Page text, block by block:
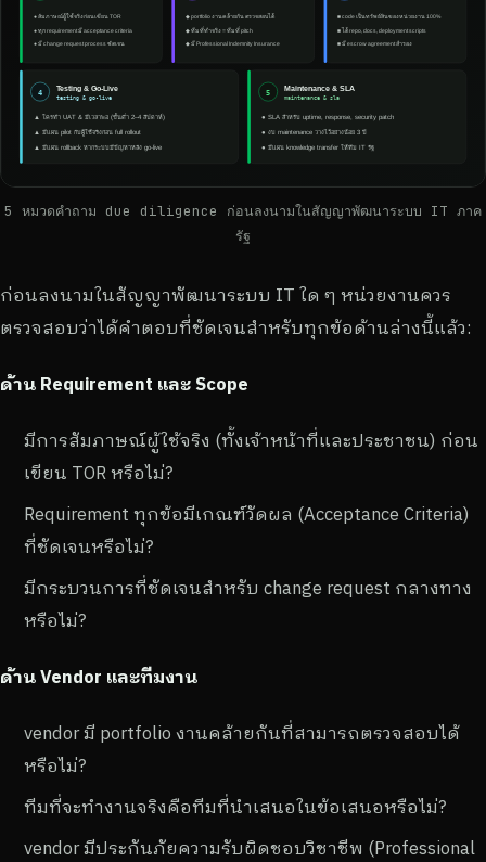
5 หมวดคำถาม due diligence ก่อนลงนามในสัญญาพัฒนาระบบ IT ภาค
รัฐ
ก่อนลงนามในสัญญาพัฒนาระบบ IT ใด ๆ หน่วยงานควร
ตรวจสอบว่าได้คำตอบที่ชัดเจนสำหรับทุกข้อด้านล่างนี้แล้ว:
ด้าน Requirement และ Scope
มีการสัมภาษณ์ผู้ใช้จริง (ทั้งเจ้าหน้าที่และประชาชน) ก่อน
เขียน TOR หรือไม่?
Requirement ทุกข้อมีเกณฑ์วัดผล (Acceptance Criteria)
ที่ชัดเจนหรือไม่?
มีกระบวนการที่ชัดเจนสำหรับ change request กลางทาง
หรือไม่?
ด้าน Vendor และทีมงาน
vendor มี portfolio งานคล้ายกันที่สามารถตรวจสอบได้
หรือไม่?
ทีมที่จะทำงานจริงคือทีมที่นำเสนอในข้อเสนอหรือไม่?
vendor มีประกันภัยความรับผิดชอบวิชาชีพ (Professional